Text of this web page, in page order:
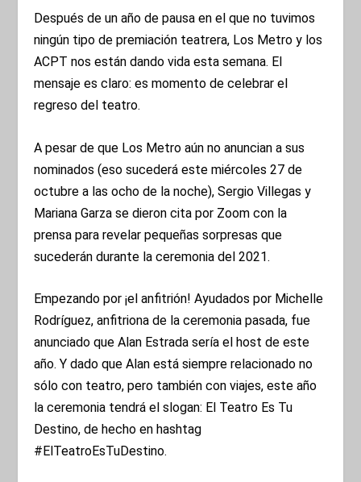
Después de un año de pausa en el que no tuvimos
ningún tipo de premiación teatrera, Los Metro y los
ACPT nos están dando vida esta semana. El
mensaje es claro: es momento de celebrar el
regreso del teatro.
A pesar de que Los Metro aún no anuncian a sus
nominados (eso sucederá este miércoles 27 de
octubre a las ocho de la noche), Sergio Villegas y
Mariana Garza se dieron cita por Zoom con la
prensa para revelar pequeñas sorpresas que
sucederán durante la ceremonia del 2021.
Empezando por ¡el anfitrión! Ayudados por Michelle
Rodríguez, anfitriona de la ceremonia pasada, fue
anunciado que Alan Estrada sería el host de este
año. Y dado que Alan está siempre relacionado no
sólo con teatro, pero también con viajes, este año
la ceremonia tendrá el slogan: El Teatro Es Tu
Destino, de hecho en hashtag
#ElTeatroEsTuDestino.